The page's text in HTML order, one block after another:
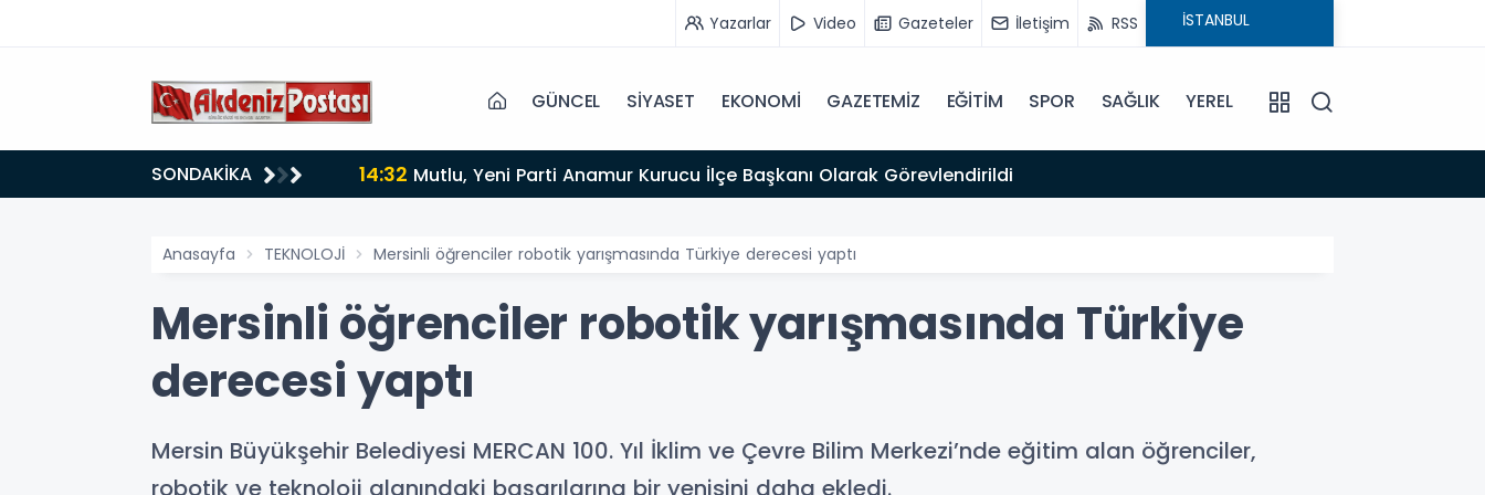
Yazarlar Video Gazeteler İletişim RSS
GÜNCEL SİYASET EKONOMİ GAZETEMİZ EĞİTİM SPOR SAĞLIK YEREL
SONDAKİKA 14:32 Mutlu, Yeni Parti Anamur Kurucu İlçe Başkanı Olarak Görevlendirildi
Anasayfa TEKNOLOJİ Mersinli öğrenciler robotik yarışmasında Türkiye derecesi yaptı
Mersinli öğrenciler robotik yarışmasında Türkiye
derecesi yaptı
Mersin Büyükşehir Belediyesi MERCAN 100. Yıl İklim ve Çevre Bilim Merkezi’nde eğitim alan öğrenciler,
robotik ve teknoloji alanındaki başarılarına bir yenisini daha ekledi.